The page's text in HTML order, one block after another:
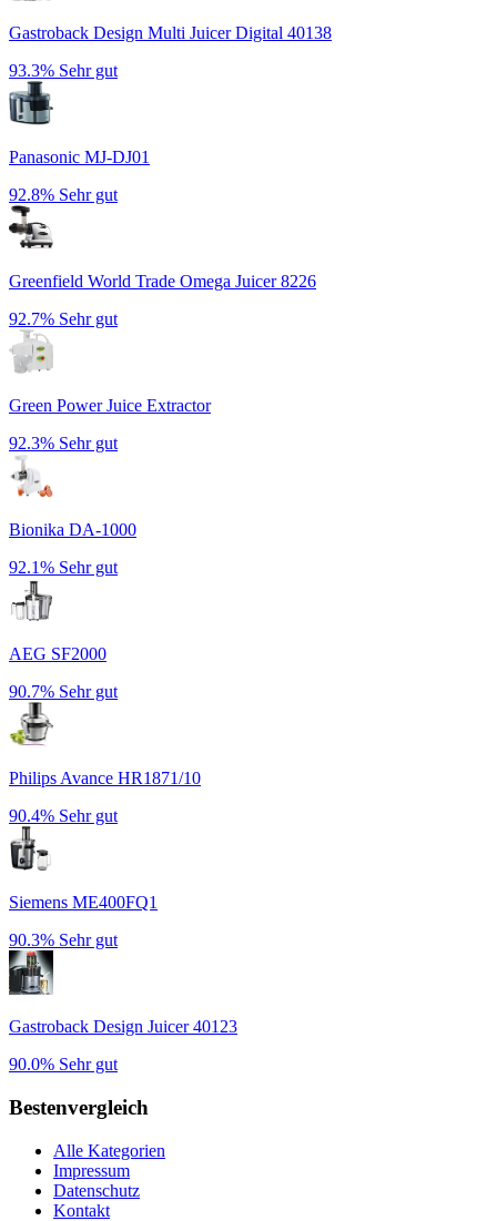
Gastroback Design Multi Juicer Digital 40138
93.3% Sehr gut
Panasonic MJ-DJ01
92.8% Sehr gut
Greenfield World Trade Omega Juicer 8226
92.7% Sehr gut
Green Power Juice Extractor
92.3% Sehr gut
Bionika DA-1000
92.1% Sehr gut
AEG SF2000
90.7% Sehr gut
Philips Avance HR1871/10
90.4% Sehr gut
Siemens ME400FQ1
90.3% Sehr gut
Gastroback Design Juicer 40123
90.0% Sehr gut
Bestenvergleich
Alle Kategorien
Impressum
Datenschutz
Kontakt